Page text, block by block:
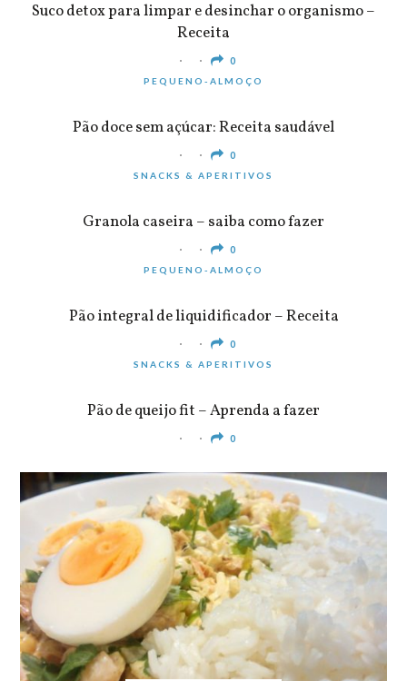
Suco detox para limpar e desinchar o organismo –
Receita
0
PEQUENO-ALMOÇO
Pão doce sem açúcar: Receita saudável
0
SNACKS & APERITIVOS
Granola caseira – saiba como fazer
0
PEQUENO-ALMOÇO
Pão integral de liquidificador – Receita
0
SNACKS & APERITIVOS
Pão de queijo fit – Aprenda a fazer
0